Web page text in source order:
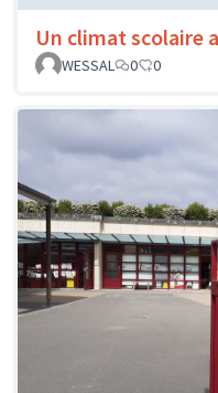
Un climat scolaire
WESSAL
0 0